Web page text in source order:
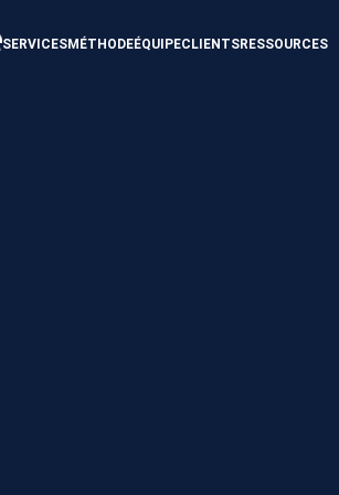
SERVICESMÉTHODEÉQUIPECLIENTSRESSOURCES